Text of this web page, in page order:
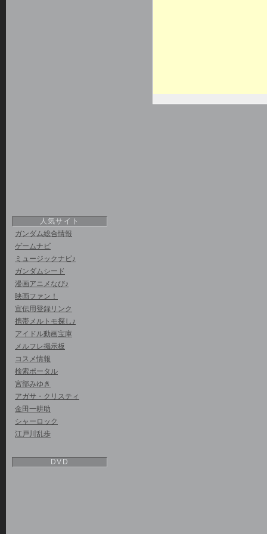
人気サイト
ガンダム総合情報
ゲームナビ
ミュージックナビ♪
ガンダムシード
漫画アニメなび♪
映画ファン！
宣伝用登録リンク
携帯メルトモ探し♪
アイドル動画宝庫
メルフレ掲示板
コスメ情報
検索ポータル
宮部みゆき
アガサ・クリスティ
金田一耕助
シャーロック
江戸川乱歩
DVD